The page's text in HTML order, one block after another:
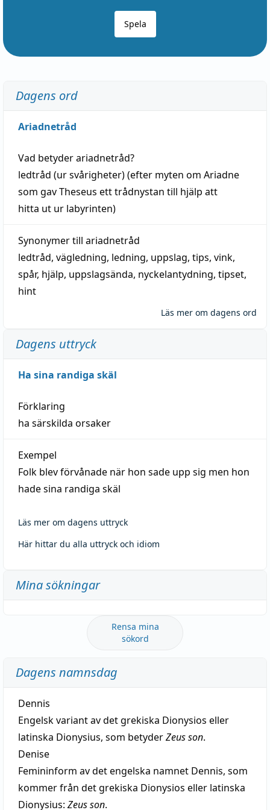
Spela
Dagens ord
Ariadnetråd
Vad betyderariadnetråd?
ledtråd (ur svårigheter) (efter myten om Ariadne
som gav Theseus ett trådnystan till hjälp att
hitta ut ur labyrinten)
Synonymer till ariadnetråd
ledtråd, vägledning, ledning, uppslag, tips, vink,
spår, hjälp, uppslagsända, nyckelantydning, tipset,
hint
Läs mer om dagens ord
Dagens uttryck
Ha sina randiga skäl
Förklaring
ha särskilda orsaker
Exempel
Folk blev förvånade när hon sade upp sig men hon
hade sina randiga skäl
Läs mer om dagens uttryck
Här hittar du alla uttryck och idiom
Mina sökningar
Rensa mina
sökord
Dagens namnsdag
Dennis
Engelsk variant av det grekiska Dionysios eller
latinska Dionysius, som betyderZeus son.
Denise
Femininform av det engelska namnet Dennis, som
kommer från det grekiska Dionysios eller latinska
Dionysius: Zeus son.